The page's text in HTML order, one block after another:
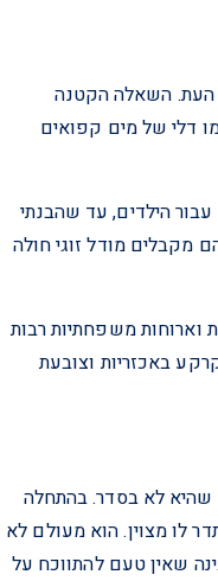
העת. השאלה הקטנה
דלי של מים קפואים
הילדים, עד שהבנתי
מקבלים מודל זוגי חולה
וארוחות משפחתיות רבות
באכזריות וצובעת
שהיא לא בסדר. בהתחלה
לו מצוין. הוא מעולם לא
שאין טעם להתווכח על